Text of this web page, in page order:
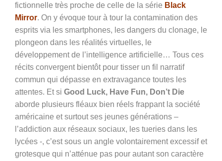
fictionnelle très proche de celle de la série Black
Mirror. On y évoque tour à tour la contamination des
esprits via les smartphones, les dangers du clonage, le
plongeon dans les réalités virtuelles, le
développement de l’intelligence artificielle… Tous ces
récits convergent bientôt pour tisser un fil narratif
commun qui dépasse en extravagance toutes les
attentes. Et si Good Luck, Have Fun, Don’t Die
aborde plusieurs fléaux bien réels frappant la société
américaine et surtout ses jeunes générations –
l’addiction aux réseaux sociaux, les tueries dans les
lycées -, c’est sous un angle volontairement excessif et
grotesque qui n’atténue pas pour autant son caractère